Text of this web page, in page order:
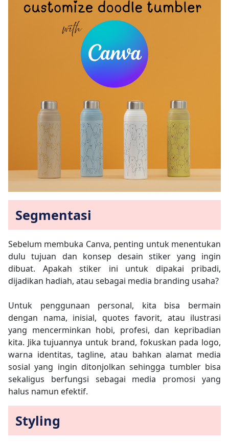
Segmentasi ​
Sebelum membuka Canva, penting untuk menentukan
dulu tujuan dan konsep desain stiker yang ingin
dibuat. Apakah stiker ini untuk dipakai pribadi,
dijadikan hadiah, atau sebagai media branding usaha?
Untuk penggunaan personal, kita bisa bermain
dengan nama, inisial, quotes favorit, atau ilustrasi
yang mencerminkan hobi, profesi, dan kepribadian
kita. Jika tujuannya untuk brand, fokuskan pada logo,
warna identitas, tagline, atau bahkan alamat media
sosial yang ingin ditonjolkan sehingga tumbler bisa
sekaligus berfungsi sebagai media promosi yang
halus namun efektif.
Styling